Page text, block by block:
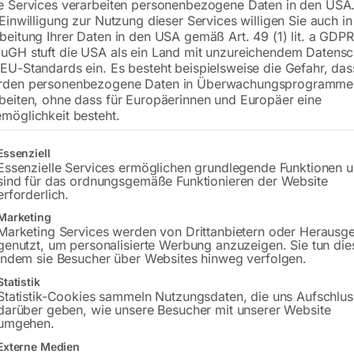
Versandbereit in KW
inkl. MwSt.
zzgl.Versandkosten
Lieferzeit: ca. 2 - 3 Tage
SCLCR-12, 95°
Services verarbeiten personenbezogene Daten in den
zur Nutzung dieser Services willigen Sie auch
Ihrer Daten in den USA gemäß Art. 49 (1) lit. a
stuft die USA als ein Land mit unzureichendem
Standards ein. Es besteht beispielsweise die Gefahr,
personenbezogene Daten in
ohne dass für Europäerinnen und Europäer eine
besteht.
eine Liste der Service-Gruppen, für die eine Einwilligung erteilt
Services ermöglichen grundlegende Funktionen
für das ordnungsgemäße Funktionieren der Website
Services werden von Drittanbietern oder
um personalisierte Werbung anzuzeigen. Sie tun
sie Besucher über Websites hinweg verfolgen.
Cookies sammeln Nutzungsdaten, die uns
geben, wie unsere Besucher mit unserer Website
Medien